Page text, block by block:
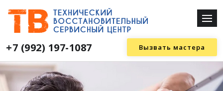
+7 (992) 197-1087 Вызвать мастера